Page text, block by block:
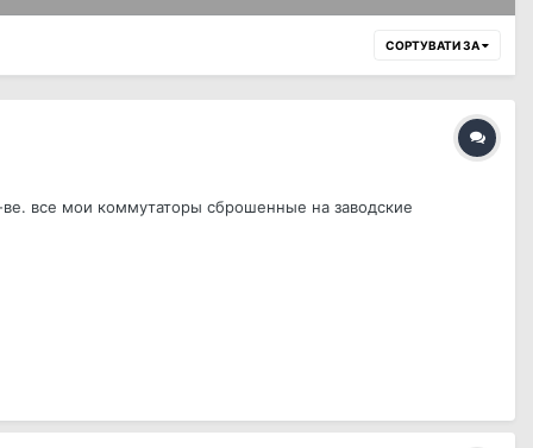
СОРТУВАТИ ЗА
все мои коммутаторы сброшенные на заводские